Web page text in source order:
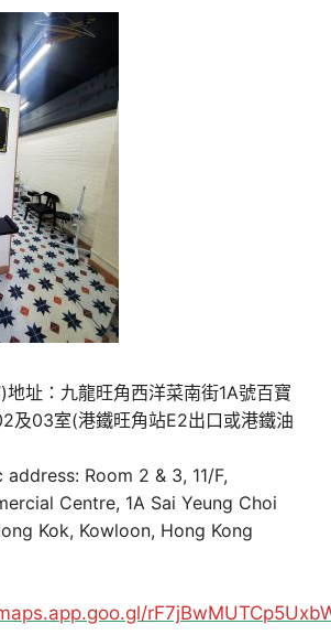
址：九龍旺角西洋菜南街1A號百寶
及03室(港鐵旺角站E2出口或港鐵油
Room 2 & 3, 11/F,
Centre, 1A Sai Yeung Choi
Kok, Kowloon, Hong Kong